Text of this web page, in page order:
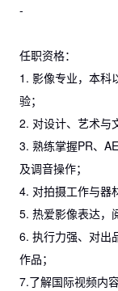
-
任职资格：
1. 影像专业，本科
验；
2. 对设计、艺术与
3. 熟练掌握PR、
及调音操作；
4. 对拍摄工作与器
5. 热爱影像表达，
6. 执行力强、对出
作品；
7.了解国际视频内